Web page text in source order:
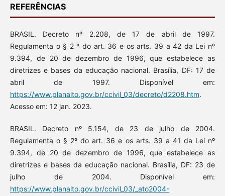
REFERÊNCIAS
BRASIL. Decreto nº 2.208, de 17 de abril de 1997.
Regulamenta o § 2 º do art. 36 e os arts. 39 a 42 da Lei nº
9.394, de 20 de dezembro de 1996, que estabelece as
diretrizes e bases da educação nacional. Brasília, DF: 17 de
abril de 1997. Disponível em:
https://www.planalto.gov.br/ccivil_03/decreto/d2208.htm.
Acesso em: 12 jan. 2023.
BRASIL. Decreto nº 5.154, de 23 de julho de 2004.
Regulamenta o § 2º do art. 36 e os arts. 39 a 41 da Lei nº
9.394, de 20 de dezembro de 1996, que estabelece as
diretrizes e bases da educação nacional. Brasília, DF: 23 de
julho de 2004. Disponível em:
https://www.planalto.gov.br/ccivil_03/_ato2004-